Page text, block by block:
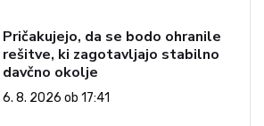
Pričakujejo, da se bodo ohranile
rešitve, ki zagotavljajo stabilno
davčno okolje
6. 8. 2026 ob 17:41